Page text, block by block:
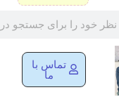
تماس با
ما